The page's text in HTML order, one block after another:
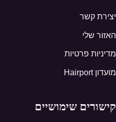
יצירת קשר
האזור שלי
מדיניות פרטיות
מועדון Hairport
קישורים שימושיים